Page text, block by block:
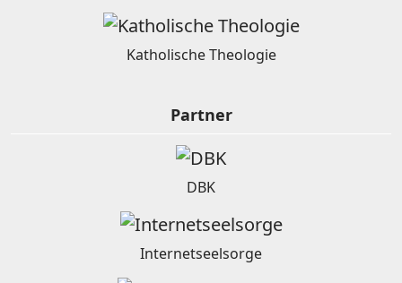
Katholische Theologie
Partner
DBK
Internetseelsorge